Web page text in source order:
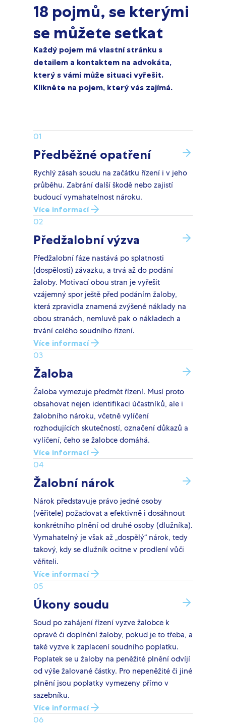
18 pojmů, se kterými
se můžete setkat
Každý pojem má vlastní stránku s
detailem a kontaktem na advokáta,
který s vámi může situaci vyřešit.
Klikněte na pojem, který vás zajímá.
01
Předběžné opatření
Rychlý zásah soudu na začátku řízení i v jeho
průběhu. Zabrání další škodě nebo zajistí
budoucí vymahatelnost nároku.
Více informací
02
Předžalobní výzva
Předžalobní fáze nastává po splatnosti
(dospělosti) závazku, a trvá až do podání
žaloby. Motivací obou stran je vyřešit
vzájemný spor ještě před podáním žaloby,
která zpravidla znamená zvýšené náklady na
obou stranách, nemluvě pak o nákladech a
trvání celého soudního řízení.
Více informací
03
Žaloba
Žaloba vymezuje předmět řízení. Musí proto
obsahovat nejen identifikaci účastníků, ale i
žalobního nároku, včetně vylíčení
rozhodujících skutečností, označení důkazů a
vylíčení, čeho se žalobce domáhá.
Více informací
04
Žalobní nárok
Nárok představuje právo jedné osoby
(věřitele) požadovat a efektivně i dosáhnout
konkrétního plnění od druhé osoby (dlužníka).
Vymahatelný je však až „dospělý“ nárok, tedy
takový, kdy se dlužník ocitne v prodlení vůči
věřiteli.
Více informací
05
Úkony soudu
Soud po zahájení řízení vyzve žalobce k
opravě či doplnění žaloby, pokud je to třeba, a
také vyzve k zaplacení soudního poplatku.
Poplatek se u žaloby na peněžité plnění odvíjí
od výše žalované částky. Pro nepeněžité či jiné
plnění jsou poplatky vymezeny přímo v
sazebníku.
Více informací
06